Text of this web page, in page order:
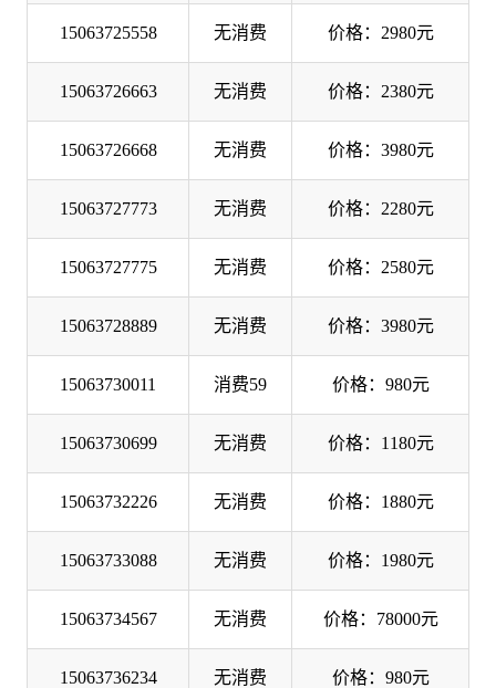
15063725558 无消费 价格：2980元
15063726663 无消费 价格：2380元
15063726668 无消费 价格：3980元
15063727773 无消费 价格：2280元
15063727775 无消费 价格：2580元
15063728889 无消费 价格：3980元
15063730011 消费59 价格：980元
15063730699 无消费 价格：1180元
15063732226 无消费 价格：1880元
15063733088 无消费 价格：1980元
15063734567 无消费 价格：78000元
15063736234 无消费 价格：980元